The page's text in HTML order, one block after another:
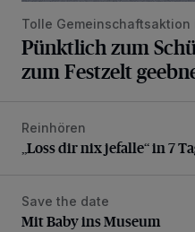
Tolle
Pünktlich zum
zum Festzelt
„Loss dir nix jefalle“ in 7
Reinhören
„Loss dir nix jefalle“ in 7
Mit Baby ins Museum
Save the date
Mit Baby ins Museum